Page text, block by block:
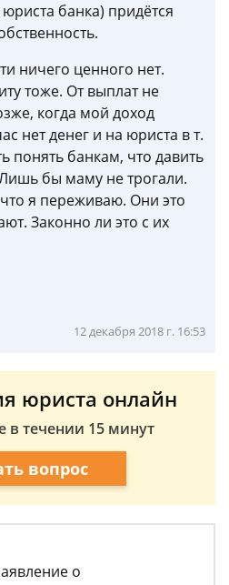
банка) придётся
ничего ценного нет.
тоже. От выплат не
когда мой доход
нет денег и на юриста в т.
понять банкам, что давить
бы маму не трогали.
я переживаю. Они это
Законно ли это с их
12 декабря 2018 г. 16:53
юриста онлайн
в течении 15 минут
вопрос
о